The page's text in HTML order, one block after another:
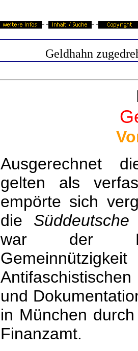
Geldhahn
Ausgerechnet
gelten als
empörte sich
die
war der
und
in München
Finanzamt.